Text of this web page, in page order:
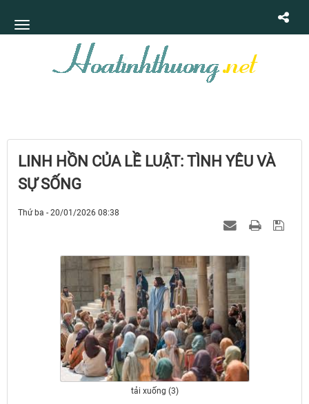
LINH HỒN CỦA LỀ LUẬT: TÌNH YÊU VÀ
SỰ SỐNG
Thứ ba - 20/01/2026 08:38
tải xuống (3)